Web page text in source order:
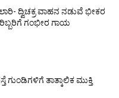
ದ್ವಿಚಕ್ರ ವಾಹನ ನಡುವೆ ಭೀಕರ
ಗಂಭೀರ ಗಾಯ
ಗುಂಡಿಗಳಿಗೆ ತಾತ್ಕಾಲಿಕ ಮುಕ್ತಿ